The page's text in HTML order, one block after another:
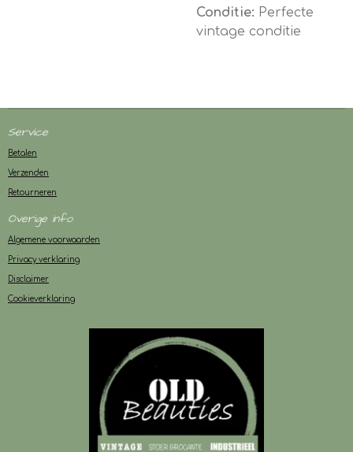
Conditie: Perfecte
vintage conditie
Service
Betalen
Verzenden
Retourneren
Overige info
Algemene voorwaarden
Privacy verklaring
Disclaimer
Cookieverklaring